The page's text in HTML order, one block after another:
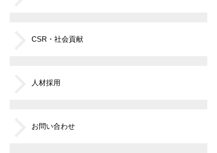
CSR・社会貢献
人材採用
お問い合わせ